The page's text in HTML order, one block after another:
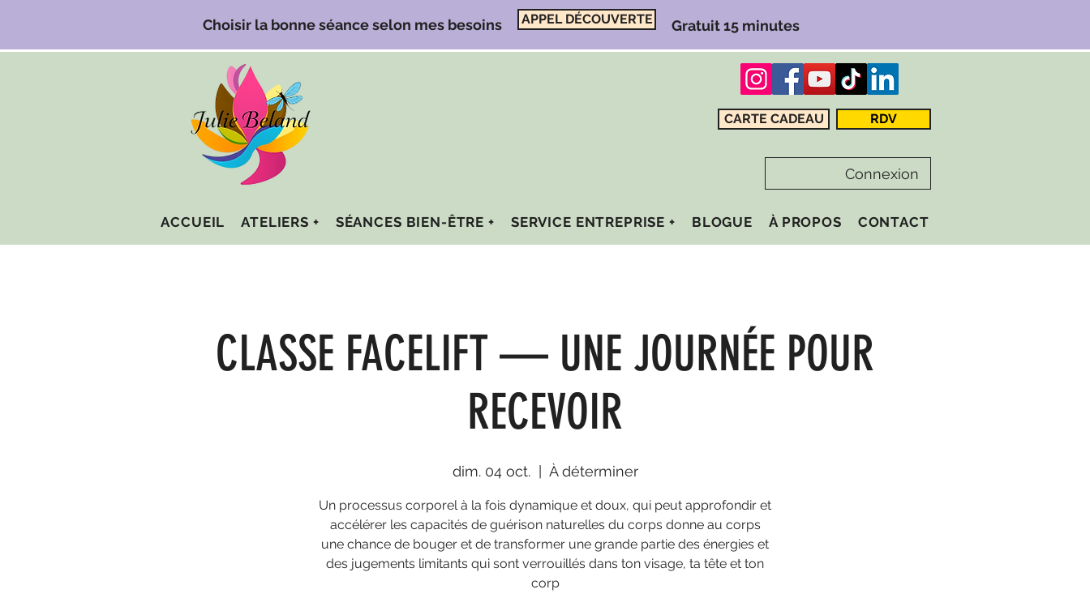
Choisir la bonne séance selon mes besoins APPEL DÉCOUVERTE Gratuit 15 minutes
CARTE CADEAU RDV
Connexion
ACCUEIL ATELIERS + SÉANCES BIEN-ÊTRE + SERVICE ENTREPRISE + BLOGUE À PROPOS CONTACT
CLASSE FACELIFT — UNE JOURNÉE POUR
RECEVOIR
dim. 04 oct.
  |
À déterminer
Un processus corporel à la fois dynamique et doux, qui peut approfondir et
accélérer les capacités de guérison naturelles du corps donne au corps
une chance de bouger et de transformer une grande partie des énergies et
des jugements limitants qui sont verrouillés dans ton visage, ta tête et ton
corp